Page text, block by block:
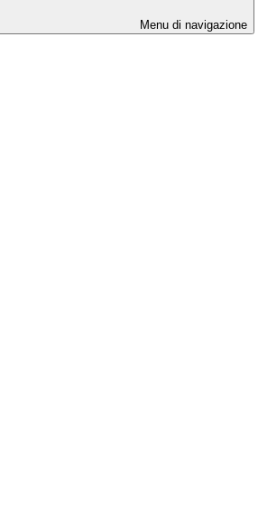
Menu di navigazione